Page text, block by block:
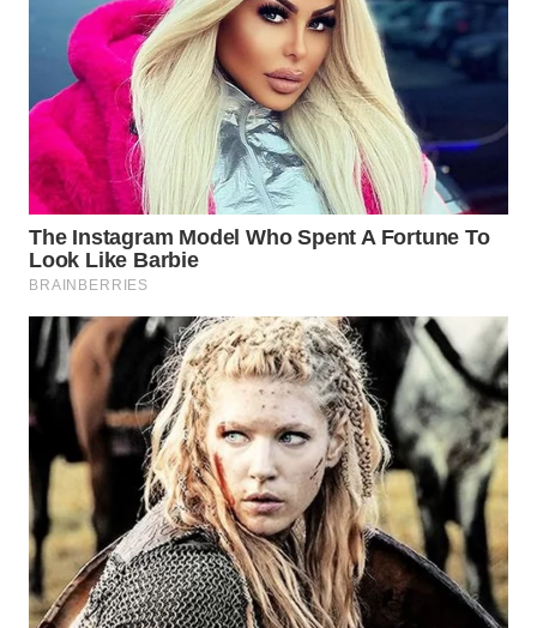
BINTAN
WN
MANDALIKA
WN
LIKUPANG
WN
LABUANBAJO
WN
BORNEO
Wahana
Media
Group
WAHANA
NEWS
WAHANA